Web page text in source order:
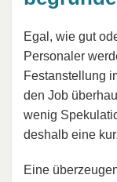
Egal, wie gut
Personaler
Festanstellung
den Job
wenig
deshalb eine
Eine